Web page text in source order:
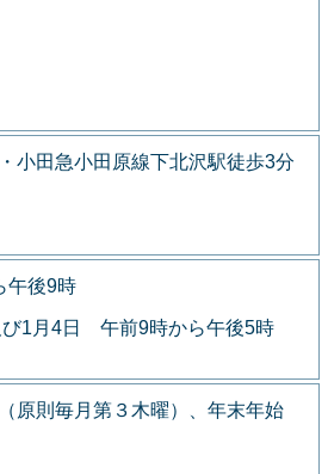
小田急小田原線下北沢駅徒歩3分
午後9時
び1月4日 午前9時から午後5時
原則毎月第３木曜）、年末年始